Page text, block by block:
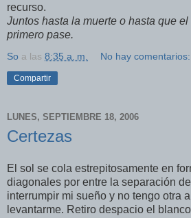
recurso.
Juntos hasta la muerte o hasta que
primero pase.
So a las 8:35 a. m. No hay comentarios:
Compartir
LUNES, SEPTIEMBRE 18, 2006
Certezas
El sol se cola estrepitosamente en
diagonales por entre la separación
interrumpir mi sueño y no tengo otra
levantarme. Retiro despacio el